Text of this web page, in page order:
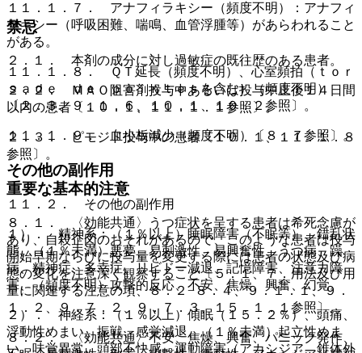
禁忌
２．１． 本剤の成分に対し過敏症の既往歴のある患者。
２．２． ＭＡＯ阻害剤投与中あるいは投与中止後１４日間
以内の患者〔１０．１、１１．１．１参照〕。
２．３． ピモジド投与中の患者〔１０．１、１１．１．８
参照〕。
重要な基本的注意
８．１． 〈効能共通〉うつ症状を呈する患者は希死念慮が
あり、自殺企図のおそれがあるので、このような患者は投与
開始早期ならびに投与量を変更する際には患者の状態及び病
態の変化を注意深く観察すること〔５．１、７．用法及び用
量に関連する注意の項、８．２−８．４、９．１．１、９．
１．２、９．７．２、９．７．３、１５．１．１参照〕。
８．２． 〈効能共通〉不安、焦燥、興奮、パニック発作、
１１．１．７． アナフィラキシー（頻度不明）：アナフィ
ラキシー（呼吸困難、喘鳴、血管浮腫等）があらわれること
がある。
１１．１．８． ＱＴ延長（頻度不明）、心室頻拍（ｔｏｒ
ｓａｄｅ ｄｅ ｐｏｉｎｔｅｓを含む）（頻度不明）
〔２．３、９．１．６、１０．１、１０．２参照〕。
１１．１．９． 血小板減少（頻度不明）〔８．７参照〕。
その他の副作用
１１．２． その他の副作用
１）． 精神系：（１％以上）睡眠障害（不眠等）、錯乱状
態、（１％未満）悪夢、易刺激性、易興奮性、うつ病、躁
病、精神症、多幸症、リビドー減退、記憶障害、注意力障
害、（頻度不明）攻撃的反応、不安、焦燥、興奮、幻覚。
２）． 神経系：（１％以上）傾眠（１５．２％）、頭痛、
浮動性めまい、振戦、感覚減退、（１％未満）起立性めま
い、味覚異常、頭部不快感、運動障害（アカシジア、錐体外